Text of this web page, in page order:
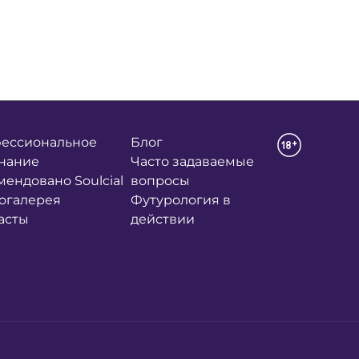
Soulcial
Блог
Часто задаваемые
вопросы
Футурология в
действии